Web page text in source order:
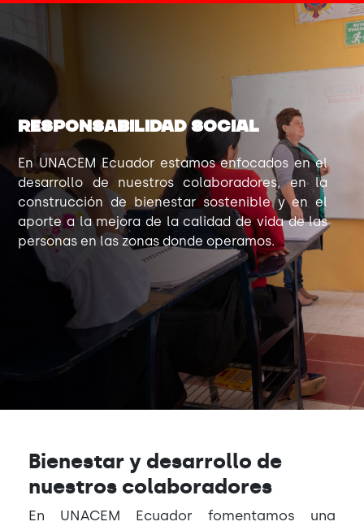
RESPONSABILIDAD SOCIAL
En UNACEM Ecuador estamos enfocados en el
desarrollo de nuestros colaboradores, en la
construcción de bienestar sostenible y en el
aporte a la mejora de la calidad de vida de las
personas en las zonas donde operamos.
Bienestar y desarrollo de
nuestros colaboradores
En UNACEM Ecuador fomentamos una